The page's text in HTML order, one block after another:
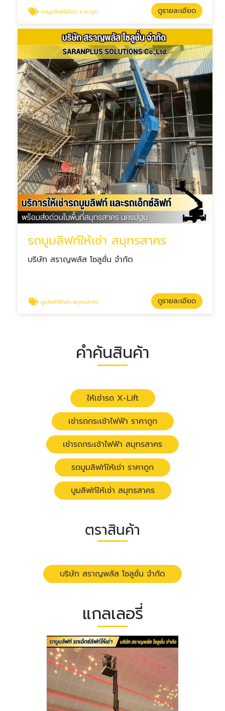
รถบูมลิฟท์ให้เช่า ราคาถูก ดูรายละเอียด
รถบูมลิฟท์ให้เช่า สมุทรสาคร
บริษัท สราญพลัส โซลูชั่น จำกัด
บูมลิฟท์ให้เช่า สมุทรสาคร ดูรายละเอียด
คำค้นสินค้า
ให้เช่ารถ X-Lift
เช่ารถกระเช้าไฟฟ้า ราคาถูก
เช่ารถกระเช้าไฟฟ้า สมุทรสาคร
รถบูมลิฟท์ให้เช่า ราคาถูก
บูมลิฟท์ให้เช่า สมุทรสาคร
ตราสินค้า
บริษัท สราญพลัส โซลูชั่น จำกัด
แกลเลอรี่